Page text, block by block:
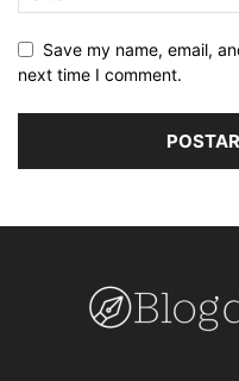
Save my name, email,
next time I comment.